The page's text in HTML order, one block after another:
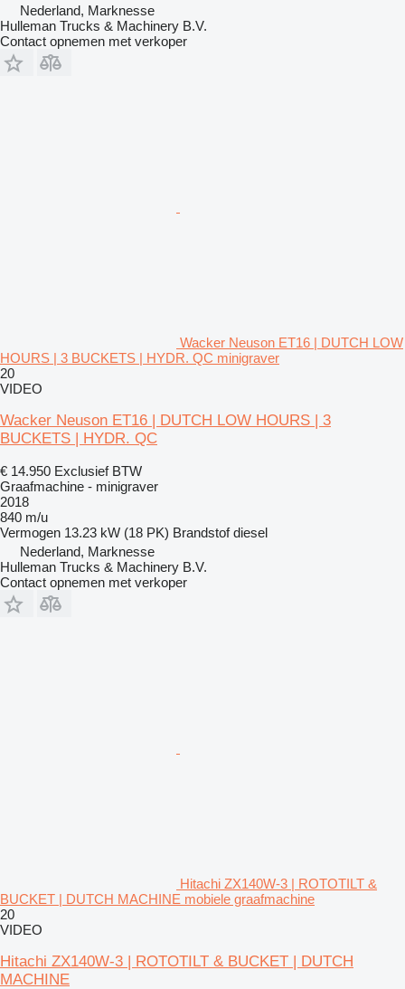
Nederland, Marknesse
Hulleman Trucks & Machinery B.V.
Contact opnemen met verkoper
Wacker Neuson ET16 | DUTCH LOW
HOURS | 3 BUCKETS | HYDR. QC minigraver
20
VIDEO
Wacker Neuson ET16 | DUTCH LOW HOURS | 3
BUCKETS | HYDR. QC
€ 14.950 Exclusief BTW
Graafmachine - minigraver
2018
840 m/u
Vermogen 13.23 kW (18 PK) Brandstof diesel
Nederland, Marknesse
Hulleman Trucks & Machinery B.V.
Contact opnemen met verkoper
Hitachi ZX140W-3 | ROTOTILT &
BUCKET | DUTCH MACHINE mobiele graafmachine
20
VIDEO
Hitachi ZX140W-3 | ROTOTILT & BUCKET | DUTCH
MACHINE